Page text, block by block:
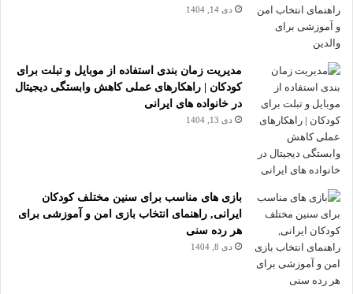
دی 14, 1404
مدیریت زمان بندی استفاده از موبایل و تبلت برای
کودکان | راهکارهای عملی کاهش وابستگی دیجیتال
در خانواده های ایرانی
دی 13, 1404
بازی های مناسب برای سنین مختلف کودکان
ایرانی, راهنمای انتخاب بازی امن و آموزشی برای
هر رده سنی
دی 8, 1404